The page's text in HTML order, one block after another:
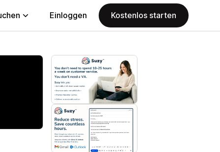
Einloggen Kostenlos starten